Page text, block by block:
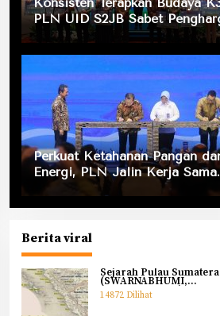
PLN UID S2JB Sabet
Zero Accident
Perkuat Ketahanan Pangan
Energi, PLN Jalin Kerja Sama
Strategis dengan Kementerian
Berita viral
Sejarah Pulau Sumatera
(SWARNABHUMI,
SWARNADWIPA)
14872 Dilihat